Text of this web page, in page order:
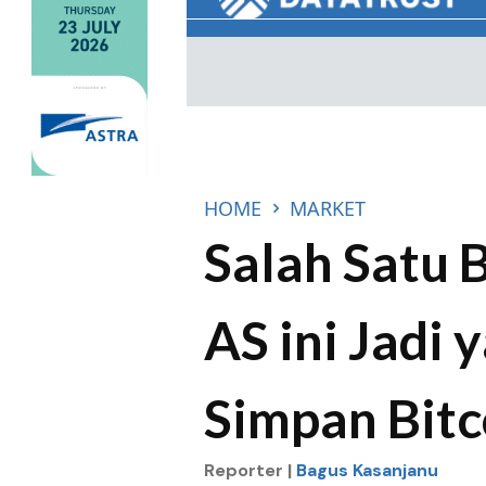
HOME MARKET
Salah Satu
AS ini Jadi
Simpan
Reporter | Bagus Kasanjanu